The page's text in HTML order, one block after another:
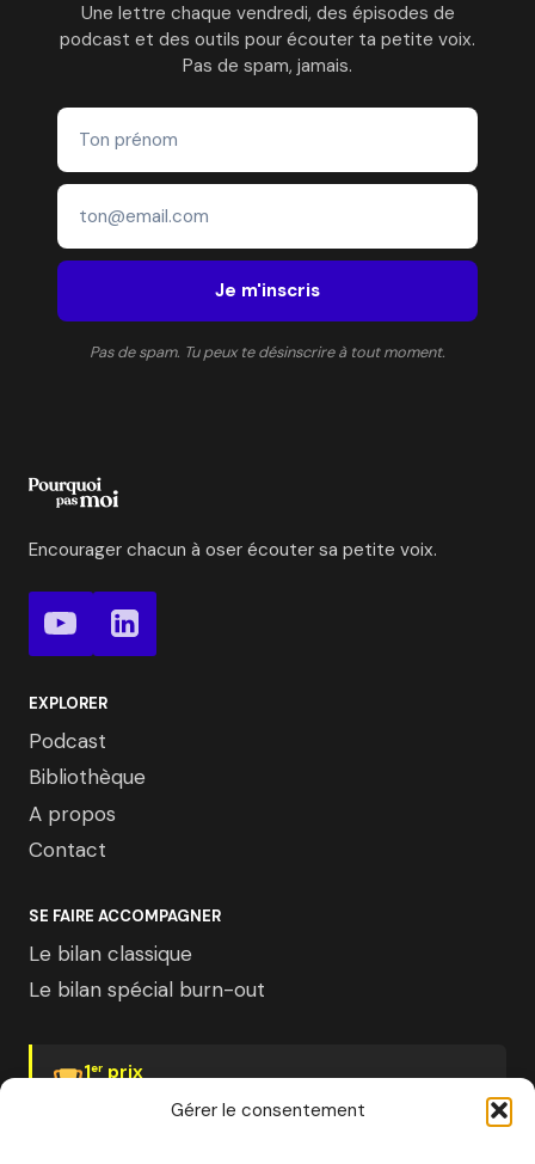
Gérer le consentement
Une lettre chaque vendredi, des épisodes de
podcast et des outils pour écouter ta petite voix.
Pas de spam, jamais.
Je m'inscris
Pas de spam. Tu peux te désinscrire à tout moment.
Encourager chacun à oser écouter sa petite voix.
EXPLORER
Podcast
Bibliothèque
A propos
Contact
SE FAIRE ACCOMPAGNER
Le bilan classique
Le bilan spécial burn-out
1er prix